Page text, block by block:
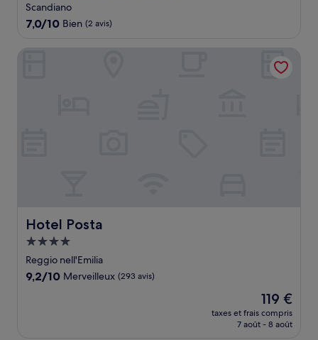
Scandiano
7.0
10,
7,0/10 Bien (2 avis)
Hotel Posta
Hotel Posta
Hébergement
4.0 étoiles
Reggio nell'Emilia
9.2
9,2/10 Merveilleux (293 avis)
Le
nouveau
prix
119 €
taxes et frais compris
7 août - 8 août